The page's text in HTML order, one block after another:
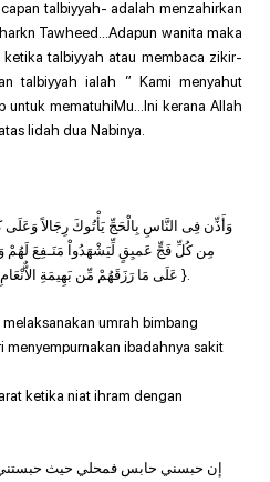
talbiyyah- adalah menzahirkan
Tawheed…Adapun wanita maka
talbiyyah atau membaca zikir-
talbiyyah ialah ” Kami menyahut
untuk mematuhiMu…Ini kerana Allah
lidah dua Nabinya.
مِن كُلِّ فَجٍّ عَميِقٍ لِّيَشْهَدُواْ مَنَـفِعَ لَهُمْ
عَلَى مَا رَزَقَهُمْ مِّن بَهِيمَةِ الاٌّنْعَامِ فَكُلُواْ مِنْهَا وَأَطْعِمُواْ الْبَآئِسَ الْفَقِيرَ }.
umrah bimbang
menyempurnakan ibadahnya sakit
ketika niat ihram dengan